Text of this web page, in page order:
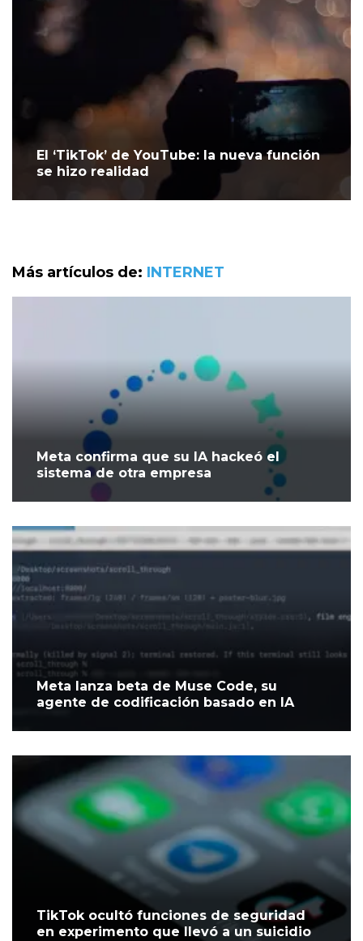
El ‘TikTok’ de YouTube: la nueva función
se hizo realidad
Más artículos de: INTERNET
Meta confirma que su IA hackeó el
sistema de otra empresa
Meta lanza beta de Muse Code, su
agente de codificación basado en IA
TikTok ocultó funciones de seguridad
en experimento que llevó a un suicidio